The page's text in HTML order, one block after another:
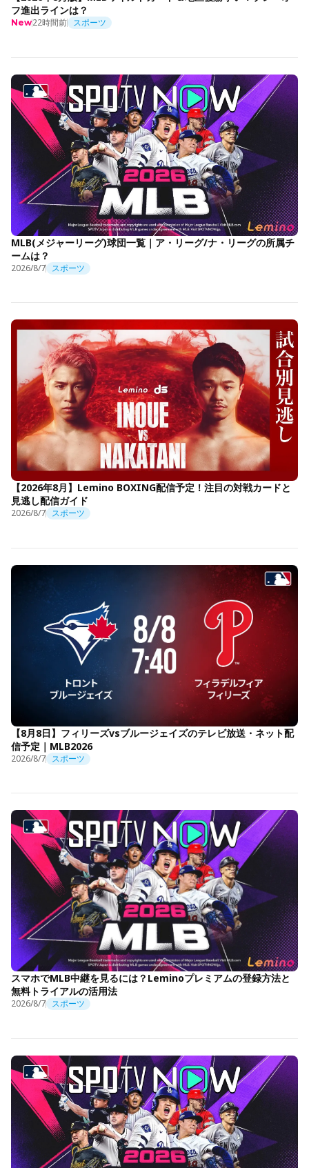
フ進出ラインは？
New22時間前 スポーツ
MLB(メジャーリーグ)球団一覧｜ア・リーグ/ナ・リーグの所属チ
ームは？
2026/8/7 スポーツ
【2026年8月】Lemino BOXING配信予定！注目の対戦カードと
見逃し配信ガイド
2026/8/7 スポーツ
【8月8日】フィリーズvsブルージェイズのテレビ放送・ネット配
信予定｜MLB2026
2026/8/7 スポーツ
スマホでMLB中継を見るには？Leminoプレミアムの登録方法と
無料トライアルの活用法
2026/8/7 スポーツ